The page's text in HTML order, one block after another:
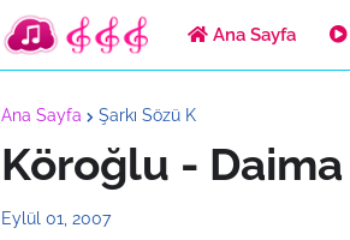
Ana Sayfa
Ana Sayfa Şarkı Sözü K
Köroğlu -
Eylül 01, 2007